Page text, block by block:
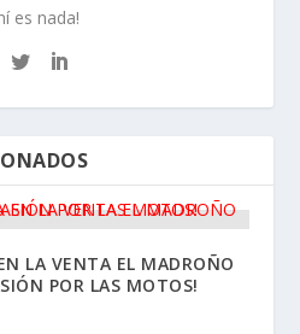
es nada!
LA VENTA EL MADROÑO
POR LAS MOTOS!